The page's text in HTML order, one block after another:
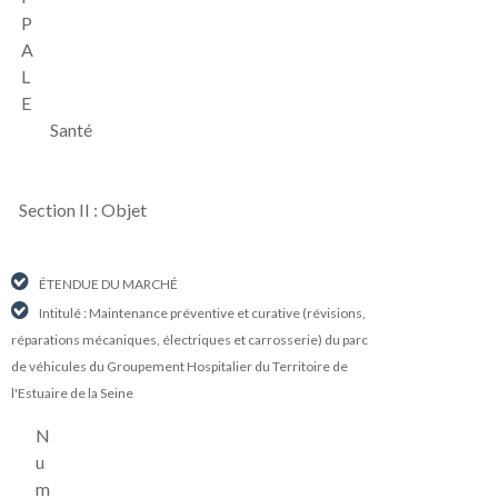
P
A
L
E
Santé
Section II : Objet
ÉTENDUE DU MARCHÉ
Intitulé : Maintenance préventive et curative (révisions,
réparations mécaniques, électriques et carrosserie) du parc
de véhicules du Groupement Hospitalier du Territoire de
l'Estuaire de la Seine
N
u
m